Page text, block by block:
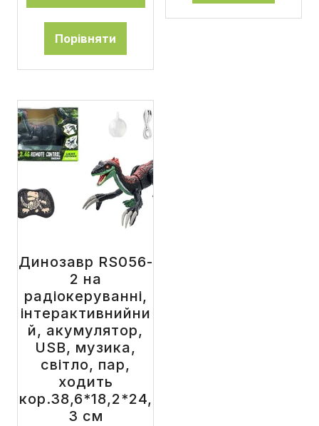
Порівняти
Динозавр RS056-
2 на
радіокеруванні,
інтерактивнийни
й, акумулятор,
USB, музика,
світло, пар,
ходить
кор.38,6*18,2*24,
3 см